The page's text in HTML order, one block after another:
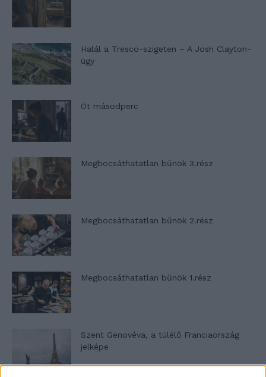
Halál a Tresco-szigeten – A Josh Clayton-
ügy
Öt másodperc
Megbocsáthatatlan bűnök 3.rész
Megbocsáthatatlan bűnök 2.rész
Megbocsáthatatlan bűnök 1.rész
Szent Genovéva, a túlélő Franciaország
jelképe